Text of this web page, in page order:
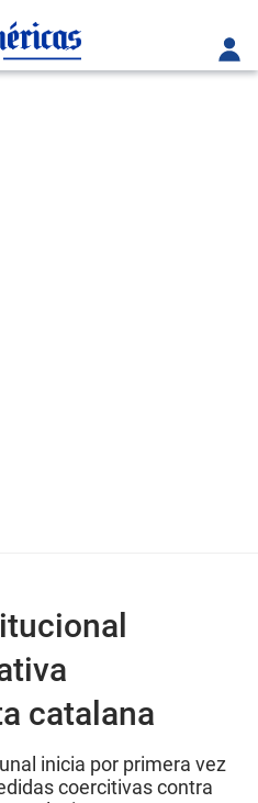
catalana
inicia por primera vez
coercitivas contra